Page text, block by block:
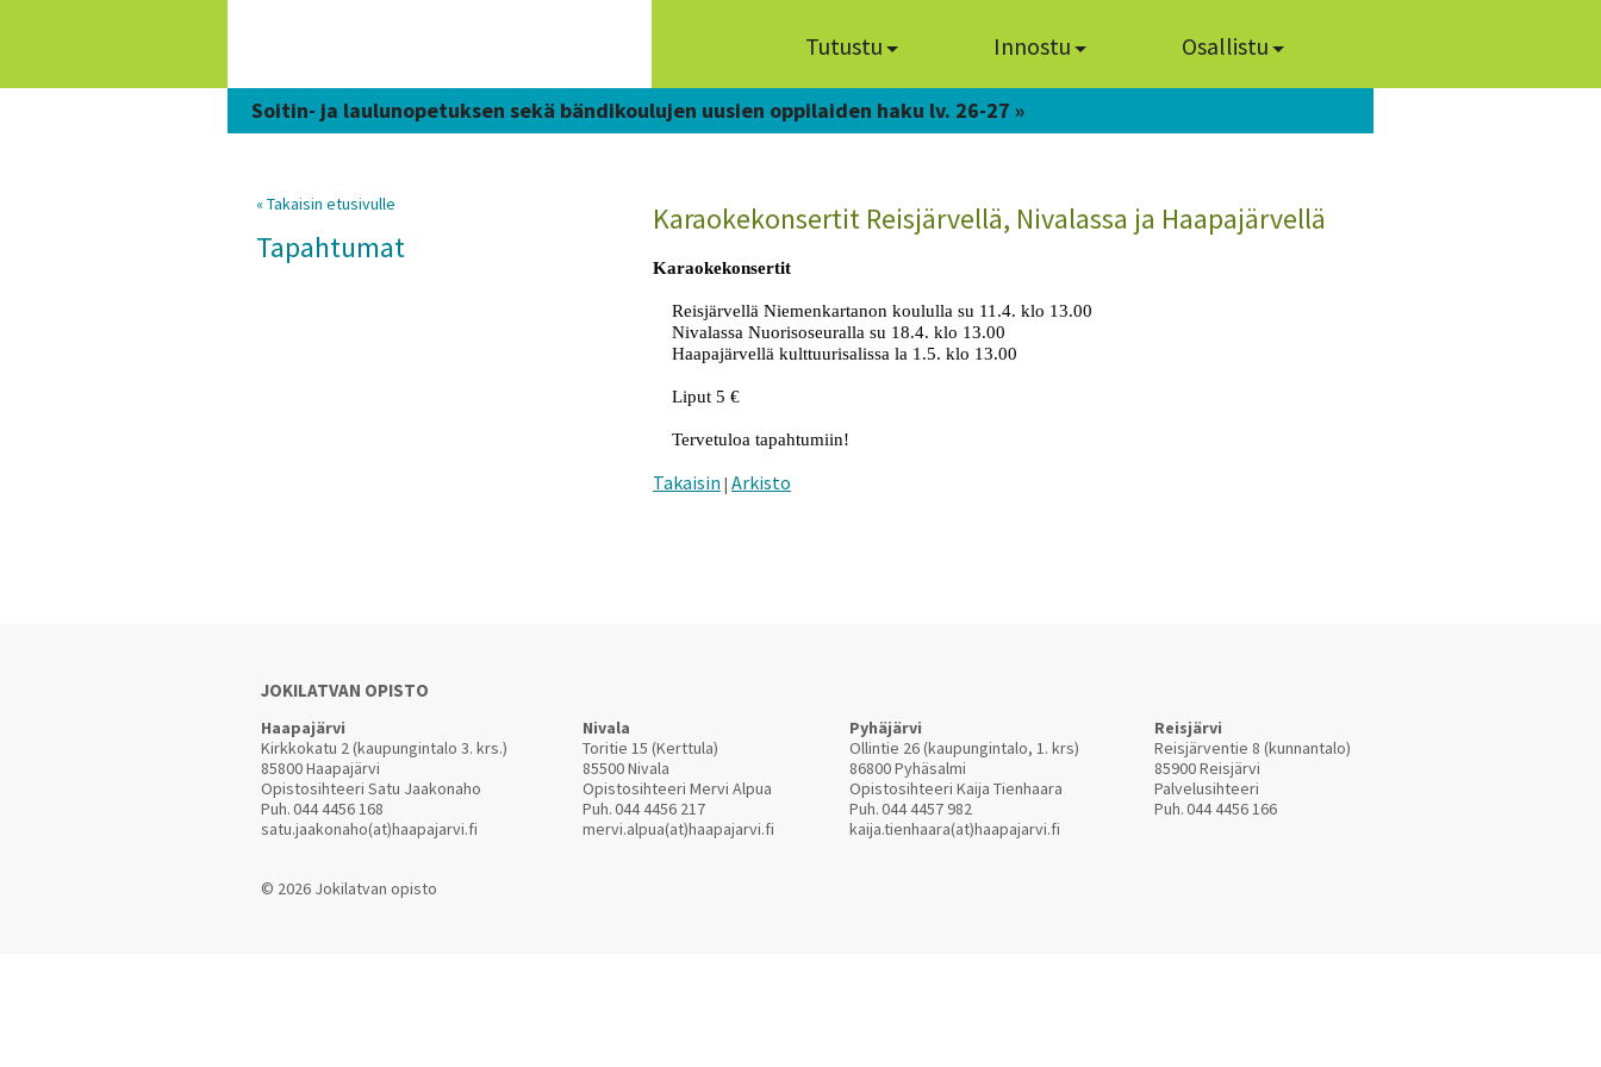
Tutustu Innostu Osallistu
Soitin- ja laulunopetuksen sekä bändikoulujen uusien oppilaiden haku lv. 26-27 »
Karaokekonsertit Reisjärvellä, Nivalassa ja Haapajärvellä
Karaokekonsertit
Reisjärvellä Niemenkartanon koululla su 11.4. klo 13.00
Nivalassa Nuorisoseuralla su 18.4. klo 13.00
Haapajärvellä kulttuurisalissa la 1.5. klo 13.00
Liput 5 €
Tervetuloa tapahtumiin!
Takaisin | Arkisto
« Takaisin etusivulle
Tapahtumat
JOKILATVAN OPISTO
Haapajärvi
Kirkkokatu 2 (kaupungintalo 3. krs.)
85800 Haapajärvi
Opistosihteeri Satu Jaakonaho
Puh.044 4456 168
satu.jaakonaho(at)haapajarvi.fi
Nivala
Toritie 15 (Kerttula)
85500 Nivala
Opistosihteeri Mervi Alpua
Puh.044 4456 217
mervi.alpua(at)haapajarvi.fi
Pyhäjärvi
Ollintie 26 (kaupungintalo, 1. krs)
86800 Pyhäsalmi
Opistosihteeri Kaija Tienhaara
Puh.044 4457 982
kaija.tienhaara(at)haapajarvi.fi
Reisjärvi
Reisjärventie 8 (kunnantalo)
85900 Reisjärvi
Palvelusihteeri
Puh.044 4456 166
© 2026 Jokilatvan opisto